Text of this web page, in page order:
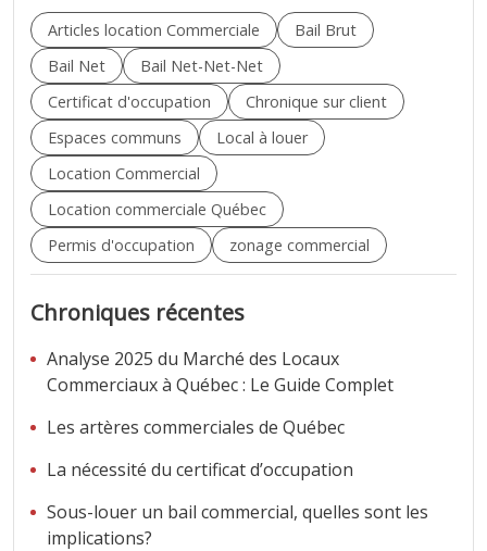
Articles location Commerciale
Bail Brut
Bail Net
Bail Net-Net-Net
Certificat d'occupation
Chronique sur client
Espaces communs
Local à louer
Location Commercial
Location commerciale Québec
Permis d'occupation
zonage commercial
Chroniques récentes
Analyse 2025 du Marché des Locaux
Commerciaux à Québec : Le Guide Complet
Les artères commerciales de Québec
La nécessité du certificat d’occupation
Sous-louer un bail commercial, quelles sont les
implications?